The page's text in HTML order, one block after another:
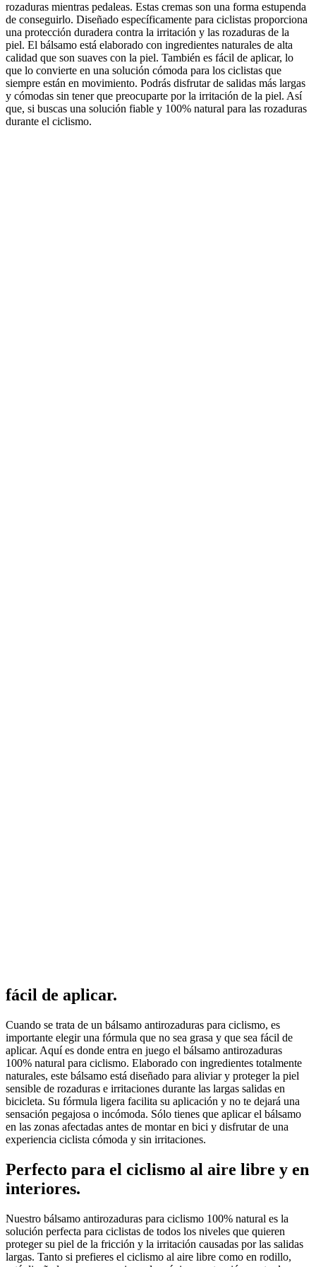
rozaduras mientras pedaleas. Estas cremas son una forma estupenda
de conseguirlo. Diseñado específicamente para ciclistas proporciona
una protección duradera contra la irritación y las rozaduras de la
piel. El bálsamo está elaborado con ingredientes naturales de alta
calidad que son suaves con la piel. También es fácil de aplicar, lo
que lo convierte en una solución cómoda para los ciclistas que
siempre están en movimiento. Podrás disfrutar de salidas más largas
y cómodas sin tener que preocuparte por la irritación de la piel. Así
que, si buscas una solución fiable y 100% natural para las rozaduras
durante el ciclismo.
fácil de aplicar.
Cuando se trata de un bálsamo antirozaduras para ciclismo, es
importante elegir una fórmula que no sea grasa y que sea fácil de
aplicar. Aquí es donde entra en juego el bálsamo antirozaduras
100% natural para ciclismo. Elaborado con ingredientes totalmente
naturales, este bálsamo está diseñado para aliviar y proteger la piel
sensible de rozaduras e irritaciones durante las largas salidas en
bicicleta. Su fórmula ligera facilita su aplicación y no te dejará una
sensación pegajosa o incómoda. Sólo tienes que aplicar el bálsamo
en las zonas afectadas antes de montar en bici y disfrutar de una
experiencia ciclista cómoda y sin irritaciones.
Perfecto para el ciclismo al aire libre y en
interiores.
Nuestro bálsamo antirozaduras para ciclismo 100% natural es la
solución perfecta para ciclistas de todos los niveles que quieren
proteger su piel de la fricción y la irritación causadas por las salidas
largas. Tanto si prefieres el ciclismo al aire libre como en rodillo,